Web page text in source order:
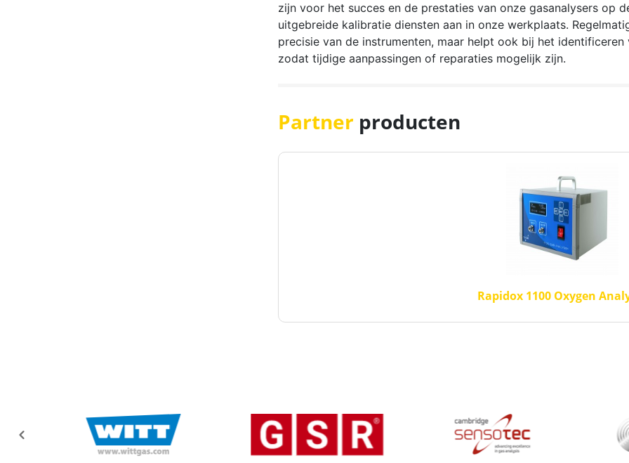
zijn voor het succes en de prestaties van onze gasanalysers op
uitgebreide kalibratie diensten aan in onze werkplaats.
precisie van de instrumenten, maar helpt ook bij het
zodat tijdige aanpassingen of reparaties mogelijk zijn.
Partner producten
Rapidox 1100 Oxygen